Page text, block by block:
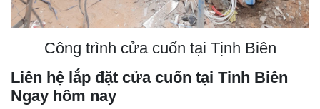
Công trình cửa cuốn tại Tịnh Biên
Liên hệ lắp đặt cửa cuốn tại Tinh Biên
Ngay hôm nay